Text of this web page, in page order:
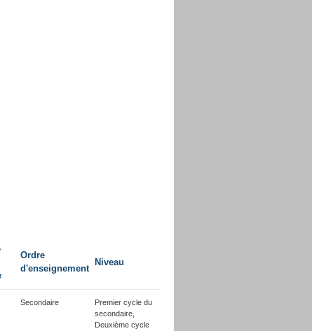
Ordre
d'enseignement
Niveau
Secondaire
Premier cycle du
secondaire,
Deuxième cycle